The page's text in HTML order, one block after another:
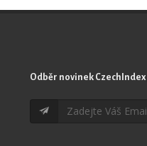
Odběr novinek CzechIndex